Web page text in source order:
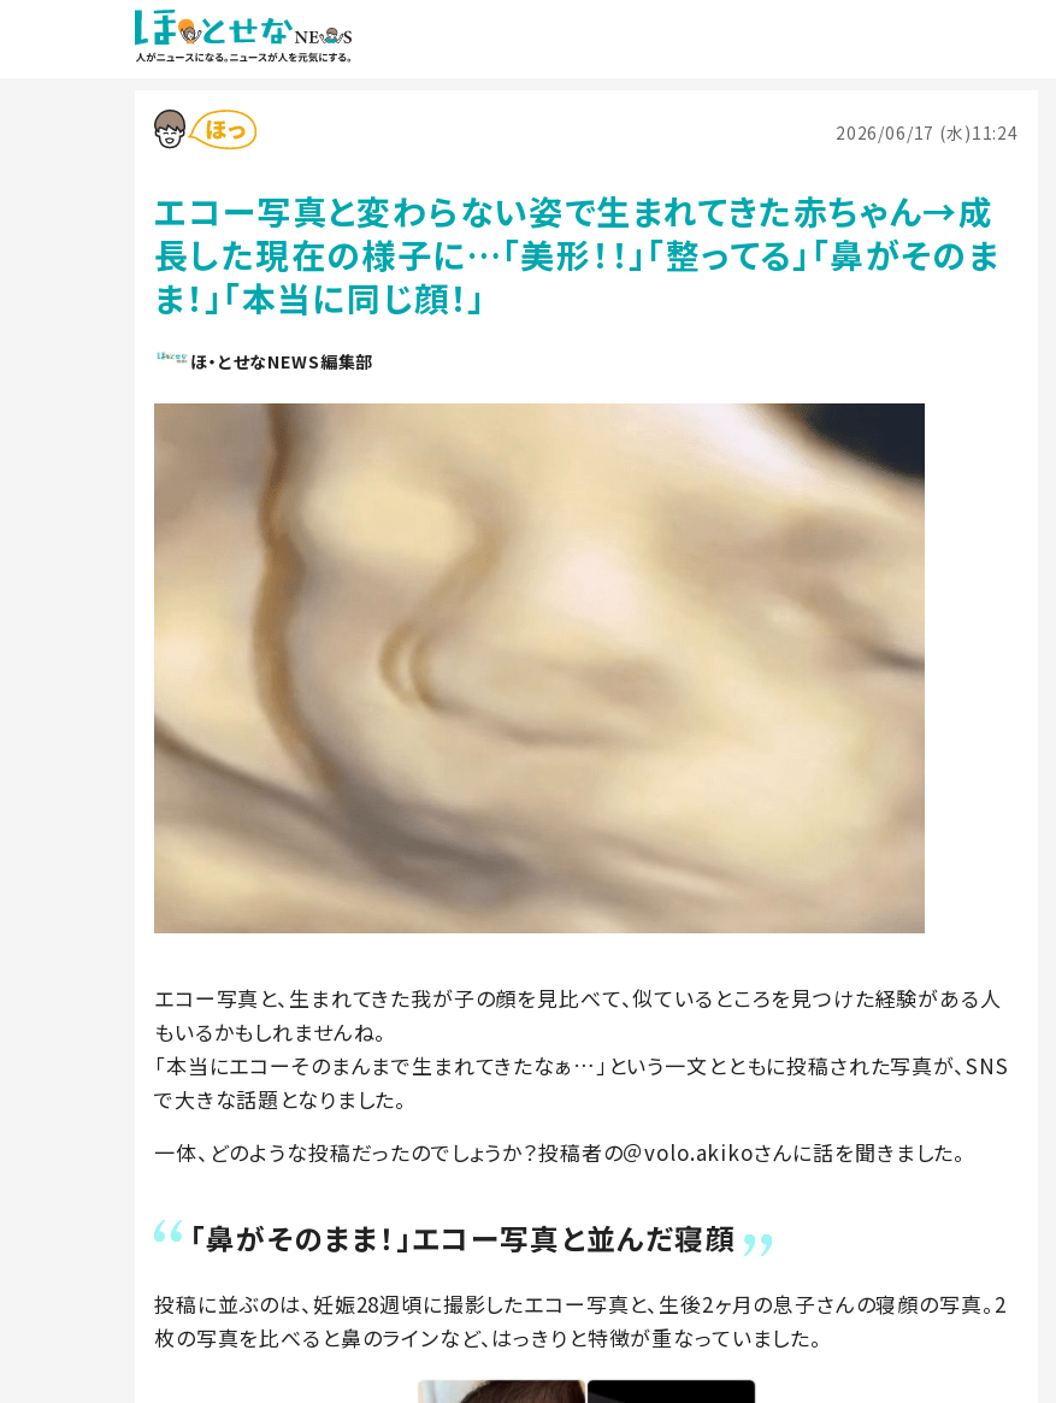
2026/06/17 (水)11:24
エコー写真と変わらない姿で生まれてきた赤ちゃん→成
長した現在の様子に…「美形！！」「整ってる」「鼻がそのま
ま！」「本当に同じ顔！」
ほ・とせなNEWS編集部
エコー写真と、生まれてきた我が子の顔を見比べて、似ているところを見つけた経験がある人
もいるかもしれませんね。
「本当にエコーそのまんまで生まれてきたなぁ…」という一文とともに投稿された写真が、SNS
で大きな話題となりました。
一体、どのような投稿だったのでしょうか？投稿者の＠volo.akikoさんに話を聞きました。
「鼻がそのまま！」エコー写真と並んだ寝顔
投稿に並ぶのは、妊娠28週頃に撮影したエコー写真と、生後2ヶ月の息子さんの寝顔の写真。2
枚の写真を比べると鼻のラインなど、はっきりと特徴が重なっていました。